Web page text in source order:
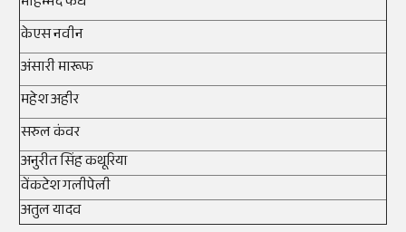
केएसनवीन
अंसारीमारूफ
महेश अहीर
सरुलकंवर
अनुरीत सिंह कथूरिया
वेंकटेश गलीपेली
अतुल यादव